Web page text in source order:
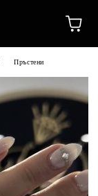
Пръстени